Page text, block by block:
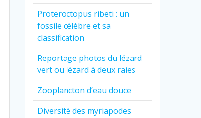
Proteroctopus ribeti : un
fossile célèbre et sa
classification
Reportage photos du lézard
vert ou lézard à deux raies
Zooplancton d’eau douce
Diversité des myriapodes